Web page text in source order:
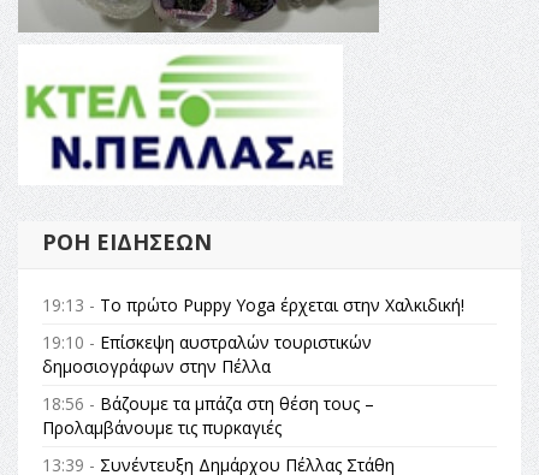
ΡΟΉ ΕΙΔΉΣΕΩΝ
19:13 - Το πρώτο Puppy Yoga έρχεται στην Χαλκιδική!
19:10 - Επίσκεψη αυστραλών τουριστικών
δημοσιογράφων στην Πέλλα
18:56 - Βάζουμε τα μπάζα στη θέση τους –
Προλαμβάνουμε τις πυρκαγιές
13:39 - Συνέντευξη Δημάρχου Πέλλας Στάθη